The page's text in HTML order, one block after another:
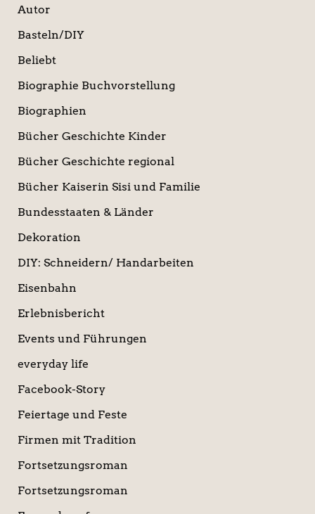
Autor
Basteln/DIY
Beliebt
Biographie Buchvorstellung
Biographien
Bücher Geschichte Kinder
Bücher Geschichte regional
Bücher Kaiserin Sisi und Familie
Bundesstaaten & Länder
Dekoration
DIY: Schneidern/ Handarbeiten
Eisenbahn
Erlebnisbericht
Events und Führungen
everyday life
Facebook-Story
Feiertage und Feste
Firmen mit Tradition
Fortsetzungsroman
Fortsetzungsroman